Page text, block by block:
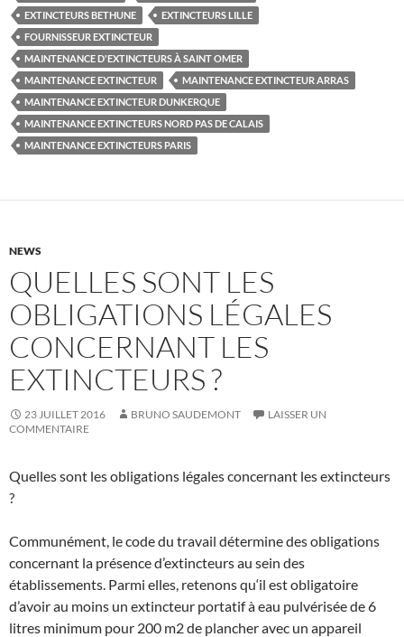
EXTINCTEURS BETHUNE
EXTINCTEURS LILLE
FOURNISSEUR EXTINCTEUR
MAINTENANCE D'EXTINCTEURS À SAINT OMER
MAINTENANCE EXTINCTEUR
MAINTENANCE EXTINCTEUR ARRAS
MAINTENANCE EXTINCTEUR DUNKERQUE
MAINTENANCE EXTINCTEURS NORD PAS DE CALAIS
MAINTENANCE EXTINCTEURS PARIS
NEWS
QUELLES SONT LES
OBLIGATIONS LÉGALES
CONCERNANT LES
EXTINCTEURS ?
23 JUILLET 2016 BRUNO SAUDEMONT
LAISSER UN
COMMENTAIRE
Quelles sont les obligations légales concernant les extincteurs
?
Communément, le code du travail détermine des obligations
concernant la présence d’extincteurs au sein des
établissements. Parmi elles, retenons qu‘il est obligatoire
d’avoir au moins un extincteur portatif à eau pulvérisée de 6
litres minimum pour 200 m2 de plancher avec un appareil